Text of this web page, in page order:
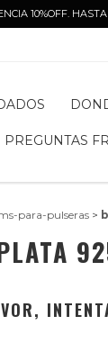
10%OFF.
PREGUNTAS
para-pulseras >